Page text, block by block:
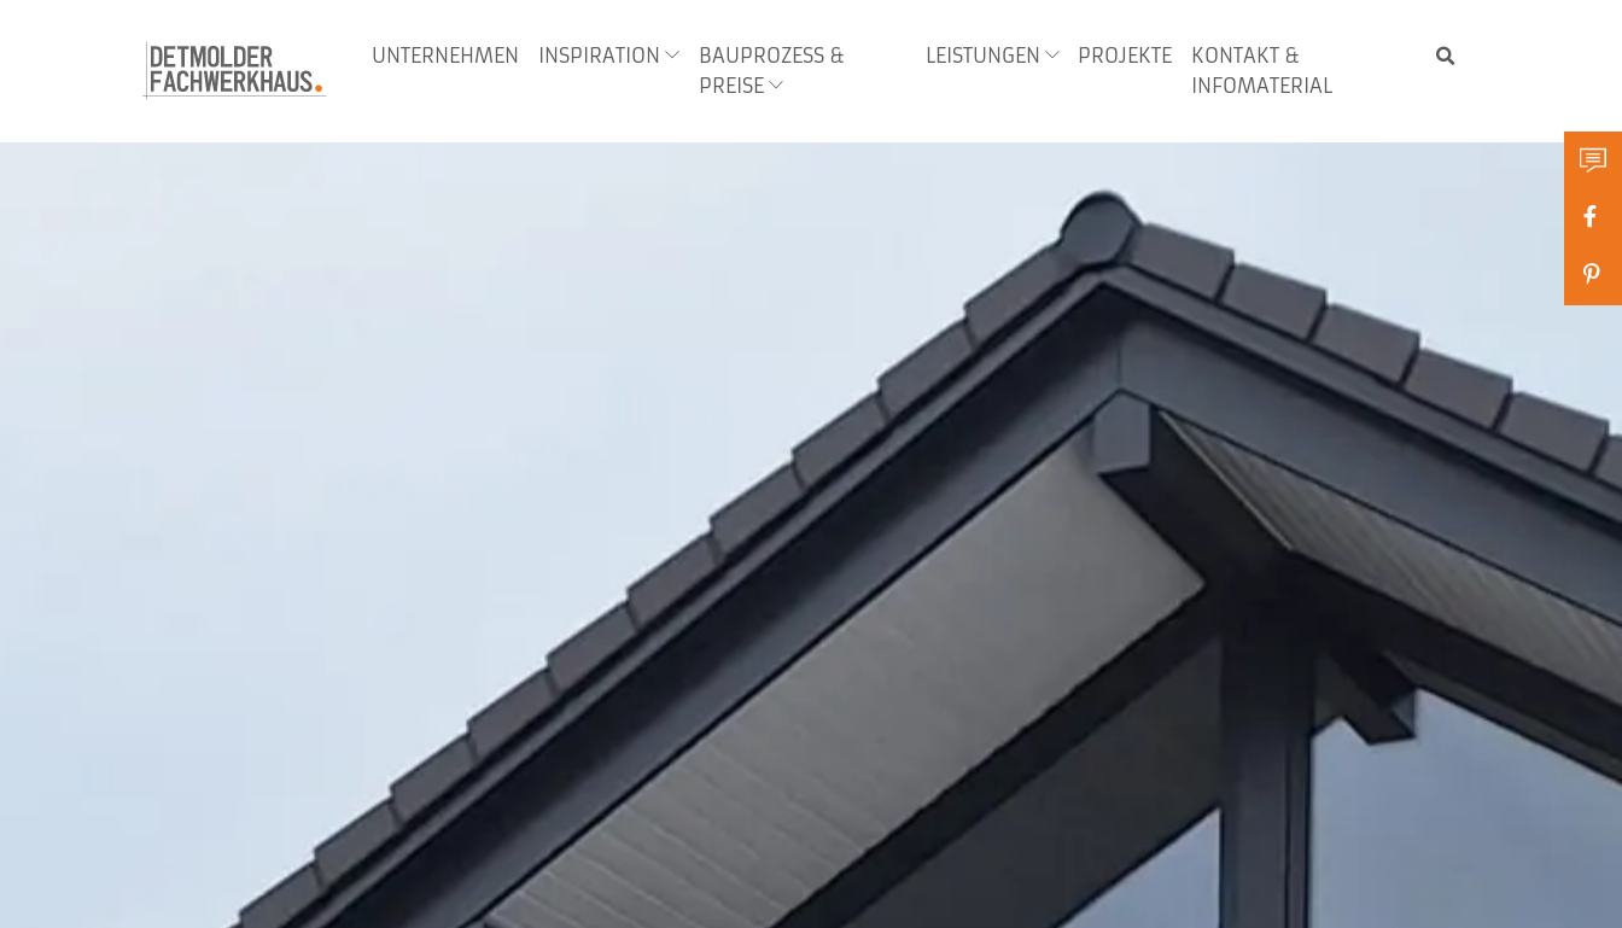
UNTERNEHMEN INSPIRATION
BAUPROZESS &
PREISE
LEISTUNGEN PROJEKTE
KONTAKT &
INFOMATERIAL